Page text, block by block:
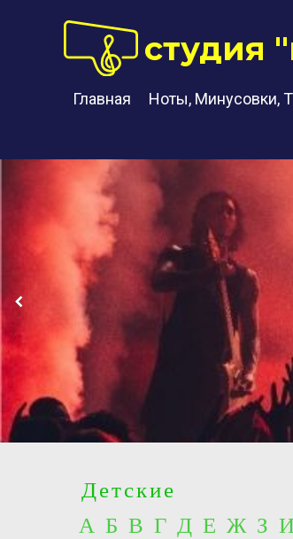
Главная Ноты, Минусовки,
студия
А Б В Г Д Е Ж З
Детские